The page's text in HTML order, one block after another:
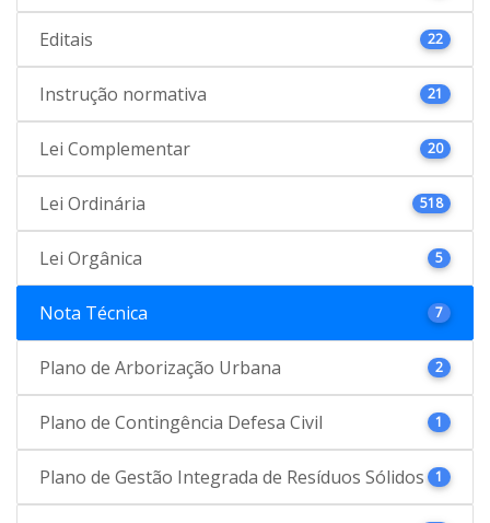
Editais 22
Instrução normativa 21
Lei Complementar 20
Lei Ordinária 518
Lei Orgânica 5
Nota Técnica 7
Plano de Arborização Urbana 2
Plano de Contingência Defesa Civil 1
Plano de Gestão Integrada de Resíduos Sólidos 1